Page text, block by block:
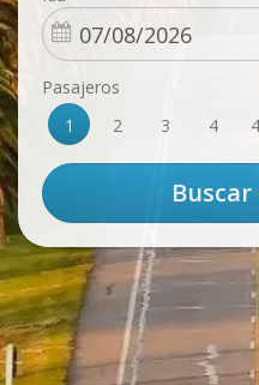
Pasajeros
1
2 3 4